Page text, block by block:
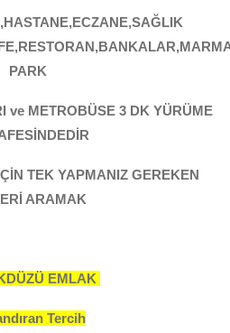
PARK
ve METROBÜSE 3 DK YÜRÜME
TEK YAPMANIZ GEREKEN
ARAMAK
EMLAK
Tercih